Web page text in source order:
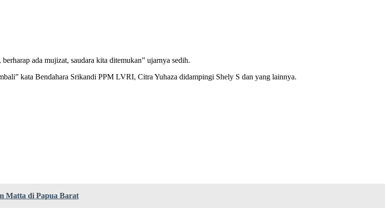
ada mujizat, saudara kita ditemukan” ujarnya sedih.
kata Bendahara Srikandi PPM LVRI, Citra Yuhaza didampingi Shely S dan yang lainnya.
Matta di Papua Barat